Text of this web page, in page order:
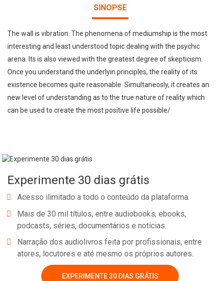
SINOPSE
The wall is vibration. The phenomena of mediumship is the most
interesting and least understood topic dealing with the psychic
arena. Its is also viewed with the greatest degree of skepticism.
Once you understand the underlyin principles, the reality of its
existence becomes quite reasonable. Simultaneosly, it creates an
new level of understanding as to the true nature of reality which
can be used to create the most positive life possible/
Experimente 30 dias grátis
Acesso ilimitado a todo o conteúdo da plataforma.
Mais de 30 mil títulos, entre audiobooks, ebooks,
podcasts, séries, documentários e notícias.
Narração dos audiolivros feita por profissionais, entre
atores, locutores e até mesmo os próprios autores.
EXPERIMENTE 30 DIAS GRÁTIS